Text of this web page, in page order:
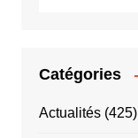
Catégories
Actualités(425)